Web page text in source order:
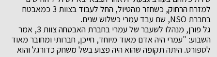
למזרח הרחוק, כשחזר מהטיול, החל לעבוד בצוות 3 כמאבטח
בחברת NSO, שם עבד עמרי כשלוש שנים.
גל פורן, מנהלו לשעבר של עמרי בחברת האבטחה צוות 3, אמר
השבוע: "עמרי היה אדם מאוד מיוחד, חייכן, חברותי ומחובר מאוד
לספורט. היתה תקופה שהוא היה פצוע בשל משחק כדורגל והוא